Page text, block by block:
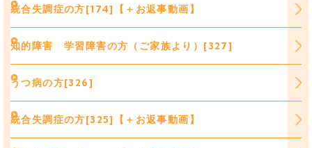
統合失調症の方[174]【＋お返事動画】
知的障害 学習障害の方（ご家族より）[327]
うつ病の方[326]
統合失調症の方[325]【＋お返事動画】